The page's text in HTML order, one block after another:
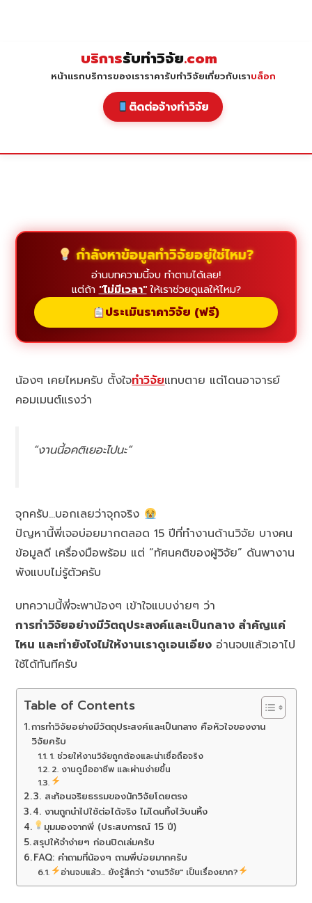
บริการรับทำวิจัย.com
หน้าแรกบริการของเราราคารับทำวิจัยเกี่ยวกับเราบล็อก
ติดต่อจ้างทำวิจัย
กำลังหาข้อมูลทำวิจัยอยู่ใช่ไหม?
อ่านบทความนี้จบ ทำตามได้เลย!
แต่ถ้า "ไม่มีเวลา"ให้เราช่วยดูแลให้ไหม?
ประเมินราคาวิจัย (ฟรี)
น้องๆ เคยไหมครับ ตั้งใจทำวิจัยแทบตาย แต่โดนอาจารย์
คอมเมนต์แรงว่า
“งานนี้อคติเยอะไปนะ”
จุกครับ…บอกเลยว่าจุกจริง
ปัญหานี้พี่เจอบ่อยมากตลอด 15 ปีที่ทำงานด้านวิจัย บางคน
ข้อมูลดี เครื่องมือพร้อม แต่ “ทัศนคติของผู้วิจัย” ดันพางาน
พังแบบไม่รู้ตัวครับ
บทความนี้พี่จะพาน้องๆ เข้าใจแบบง่ายๆ ว่า
การทำวิจัยอย่างมีวัตถุประสงค์และเป็นกลาง สำคัญแค่
ไหน และทำยังไงไม่ให้งานเราดูเอนเอียง อ่านจบแล้วเอาไป
ใช้ได้ทันทีครับ
Table of Contents
การทำวิจัยอย่างมีวัตถุประสงค์และเป็นกลาง คือหัวใจของงาน
วิจัยครับ
1. ช่วยให้งานวิจัยถูกต้องและน่าเชื่อถือจริง
2. งานดูมืออาชีพ และผ่านง่ายขึ้น
3. สะท้อนจริยธรรมของนักวิจัยโดยตรง
4. งานถูกนำไปใช้ต่อได้จริง ไม่โดนทิ้งไว้บนหิ้ง
มุมมองจากพี่ (ประสบการณ์ 15 ปี)
สรุปให้จำง่ายๆ ก่อนปิดเล่มครับ
FAQ: คำถามที่น้องๆ ถามพี่บ่อยมากครับ
อ่านจบแล้ว... ยังรู้สึกว่า "งานวิจัย" เป็นเรื่องยาก?